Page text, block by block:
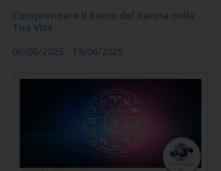
Comprendere il Ruolo del Karma nella
Tua Vita
06/06/2025 - 13/06/2025